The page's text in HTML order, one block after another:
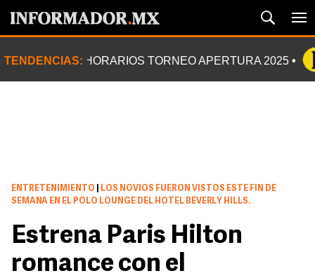
TENDENCIAS: HORARIOS TORNEO APERTURA 2025
ENTRETENIMIENTO
LOS NOVIOS FUERON VISTOS ESTE FIN DE
SEMANA EN EL POLO LOUNGE DEL HOTEL BEVERLY HILLS.
Estrena Paris Hilton
romance con el